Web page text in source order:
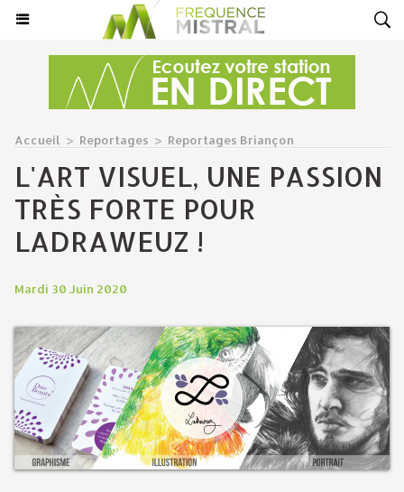
Accueil > Reportages > Reportages Briançon
L'ART VISUEL, UNE PASSION
TRÈS FORTE POUR
LADRAWEUZ !
Mardi 30 Juin 2020